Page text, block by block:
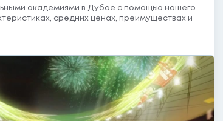
академиями в Дубае с помощью нашего
средних ценах, преимуществах и